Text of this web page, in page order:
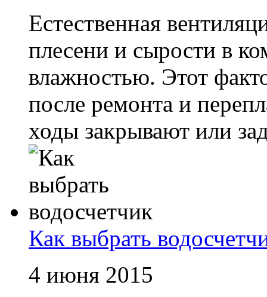
Естественная
плесени и сырости в
влажностью. Этот
после ремонта и
ходы закрывают или
Как выбрать
4 июня 2015